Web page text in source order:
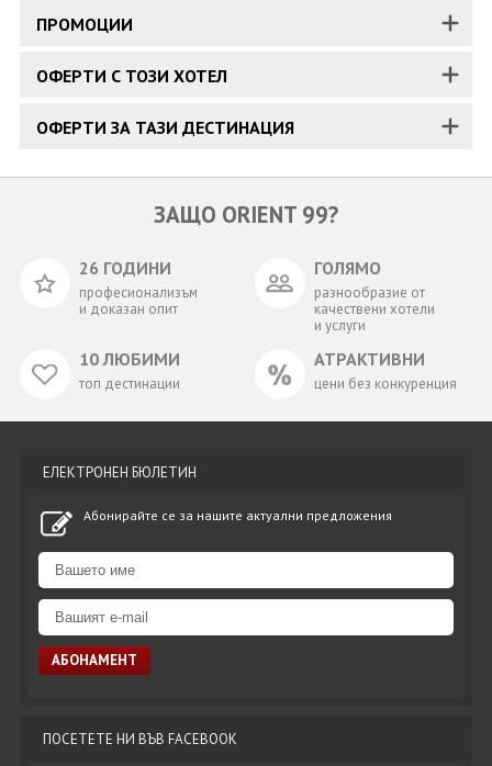
ПРОМОЦИИ
ОФЕРТИ С ТОЗИ ХОТЕЛ
ОФЕРТИ ЗА ТАЗИ ДЕСТИНАЦИЯ
ЗАЩО ORIENT 99?
26 ГОДИНИ
професионализъм
и доказан опит
ГОЛЯМО
разнообразие от
качествени хотели
и услуги
10 ЛЮБИМИ
топ дестинации
АТРАКТИВНИ
цени без конкуренция
ЕЛЕКТРОНЕН БЮЛЕТИН
Абонирайте се за нашите актуални предложения
ПОСЕТЕТЕ НИ ВЪВ FACEBOOK